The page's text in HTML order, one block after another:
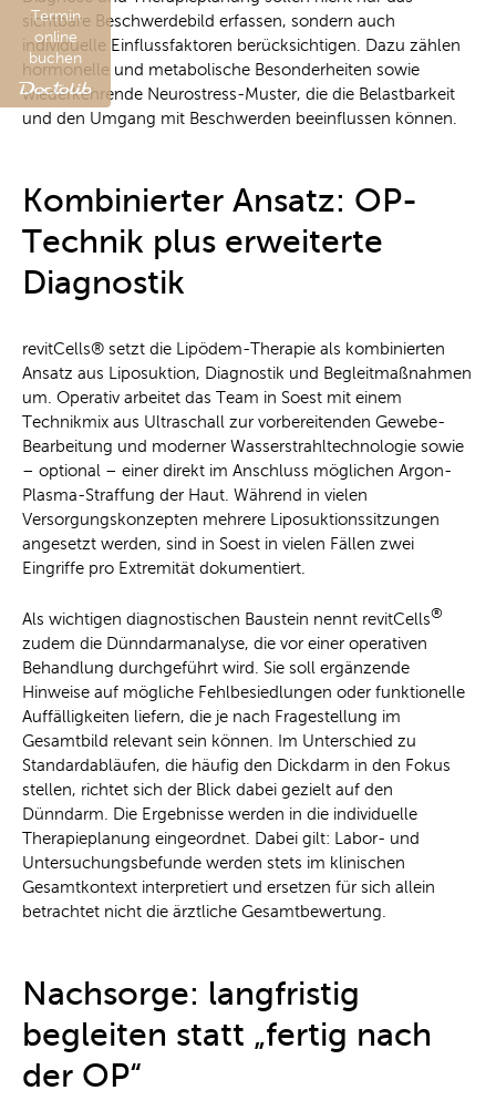
sichtbare Beschwerdebild erfassen, sondern auch
individuelle Einflussfaktoren berücksichtigen. Dazu zählen
hormonelle und metabolische Besonderheiten sowie
wiederkehrende Neurostress-Muster, die die Belastbarkeit
und den Umgang mit Beschwerden beeinflussen können.
Kombinierter Ansatz: OP-
Technik plus erweiterte
Diagnostik
revitCells® setzt die Lipödem-Therapie als kombinierten
Ansatz aus Liposuktion, Diagnostik und Begleitmaßnahmen
um. Operativ arbeitet das Team in Soest mit einem
Technikmix aus Ultraschall zur vorbereitenden Gewebe-
Bearbeitung und moderner Wasserstrahltechnologie sowie
– optional – einer direkt im Anschluss möglichen Argon-
Plasma-Straffung der Haut. Während in vielen
Versorgungskonzepten mehrere Liposuktionssitzungen
angesetzt werden, sind in Soest in vielen Fällen zwei
Eingriffe pro Extremität dokumentiert.
Als wichtigen diagnostischen Baustein nennt revitCells®
zudem die Dünndarmanalyse, die vor einer operativen
Behandlung durchgeführt wird. Sie soll ergänzende
Hinweise auf mögliche Fehlbesiedlungen oder funktionelle
Auffälligkeiten liefern, die je nach Fragestellung im
Gesamtbild relevant sein können. Im Unterschied zu
Standardabläufen, die häufig den Dickdarm in den Fokus
stellen, richtet sich der Blick dabei gezielt auf den
Dünndarm. Die Ergebnisse werden in die individuelle
Therapieplanung eingeordnet. Dabei gilt: Labor- und
Untersuchungsbefunde werden stets im klinischen
Gesamtkontext interpretiert und ersetzen für sich allein
betrachtet nicht die ärztliche Gesamtbewertung.
Nachsorge: langfristig
begleiten statt „fertig nach
der OP“
Termin
online
buchen